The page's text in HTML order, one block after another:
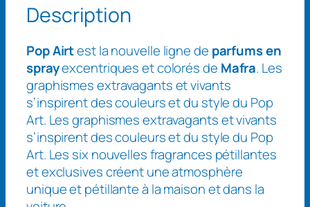
Description
Pop Airtest la nouvelle ligne de parfums en
sprayexcentriques et colorés de Mafra. Les
graphismes extravagants et vivants
s’inspirent des couleurs et du style du Pop
Art. Les graphismes extravagants et vivants
s’inspirent des couleurs et du style du Pop
Art. Les six nouvelles fragrances pétillantes
et exclusives créent une atmosphère
unique et pétillante à la maison et dans la